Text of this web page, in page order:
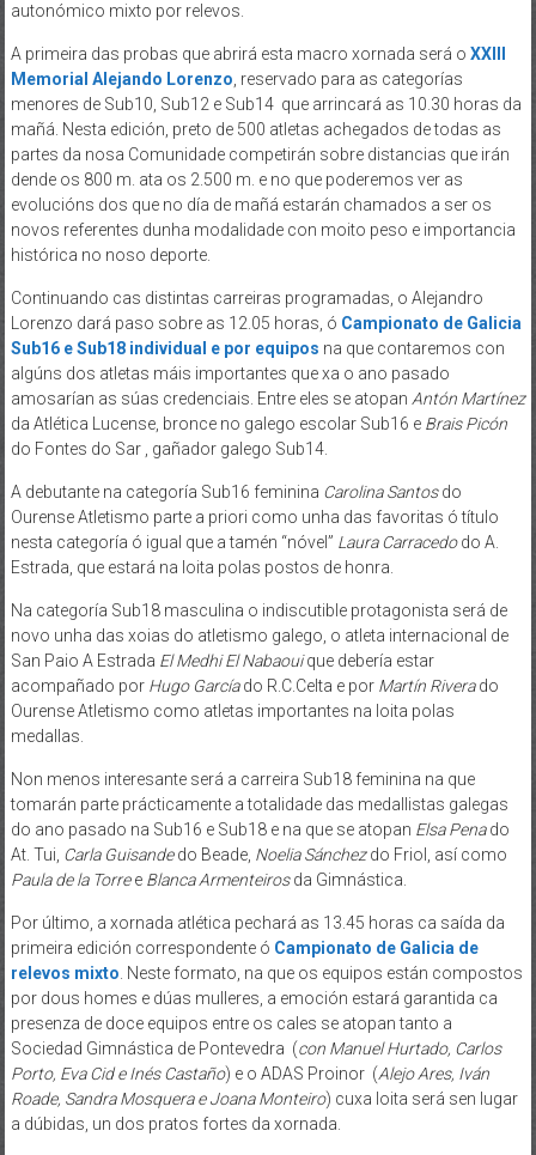
autonómico mixto por relevos.
A primeira das probas que abrirá esta macro xornada será o XXIII
Memorial Alejando Lorenzo, reservado para as categorías
menores de Sub10, Sub12 e Sub14 que arrincará as 10.30 horas da
mañá. Nesta edición, preto de 500 atletas achegados de todas as
partes da nosa Comunidade competirán sobre distancias que irán
dende os 800 m. ata os 2.500 m. e no que poderemos ver as
evolucións dos que no día de mañá estarán chamados a ser os
novos referentes dunha modalidade con moito peso e importancia
histórica no noso deporte.
Continuando cas distintas carreiras programadas, o Alejandro
Lorenzo dará paso sobre as 12.05 horas, ó Campionato de Galicia
Sub16 e Sub18 individual e por equipos na que contaremos con
algúns dos atletas máis importantes que xa o ano pasado
amosarían as súas credenciais. Entre eles se atopan Antón Martínez
da Atlética Lucense, bronce no galego escolar Sub16 e Brais Picón
do Fontes do Sar , gañador galego Sub14.
A debutante na categoría Sub16 feminina Carolina Santosdo
Ourense Atletismo parte a priori como unha das favoritas ó título
nesta categoría ó igual que a tamén “nóvel” Laura Carracedodo A.
Estrada, que estará na loita polas postos de honra.
Na categoría Sub18 masculina o indiscutible protagonista será de
novo unha das xoias do atletismo galego, o atleta internacional de
San Paio A Estrada El Medhi El Nabaouique debería estar
acompañado por Hugo Garcíado R.C.Celta e por Martín Riverado
Ourense Atletismo como atletas importantes na loita polas
medallas.
Non menos interesante será a carreira Sub18 feminina na que
tomarán parte prácticamente a totalidade das medallistas galegas
do ano pasado na Sub16 e Sub18 e na que se atopan Elsa Penado
At. Tui, Carla Guisandedo Beade, Noelia Sánchezdo Friol, así como
Paula de la Torree Blanca Armenteirosda Gimnástica.
Por último, a xornada atlética pechará as 13.45 horas ca saída da
primeira edición correspondente ó Campionato de Galicia de
relevos mixto. Neste formato, na que os equipos están compostos
por dous homes e dúas mulleres, a emoción estará garantida ca
presenza de doce equipos entre os cales se atopan tanto a
Sociedad Gimnástica de Pontevedra (con Manuel Hurtado, Carlos
Porto, Eva Cid e Inés Castaño) e o ADAS Proinor (Alejo Ares, Iván
Roade, Sandra Mosquera e Joana Monteiro) cuxa loita será sen lugar
a dúbidas, un dos pratos fortes da xornada.